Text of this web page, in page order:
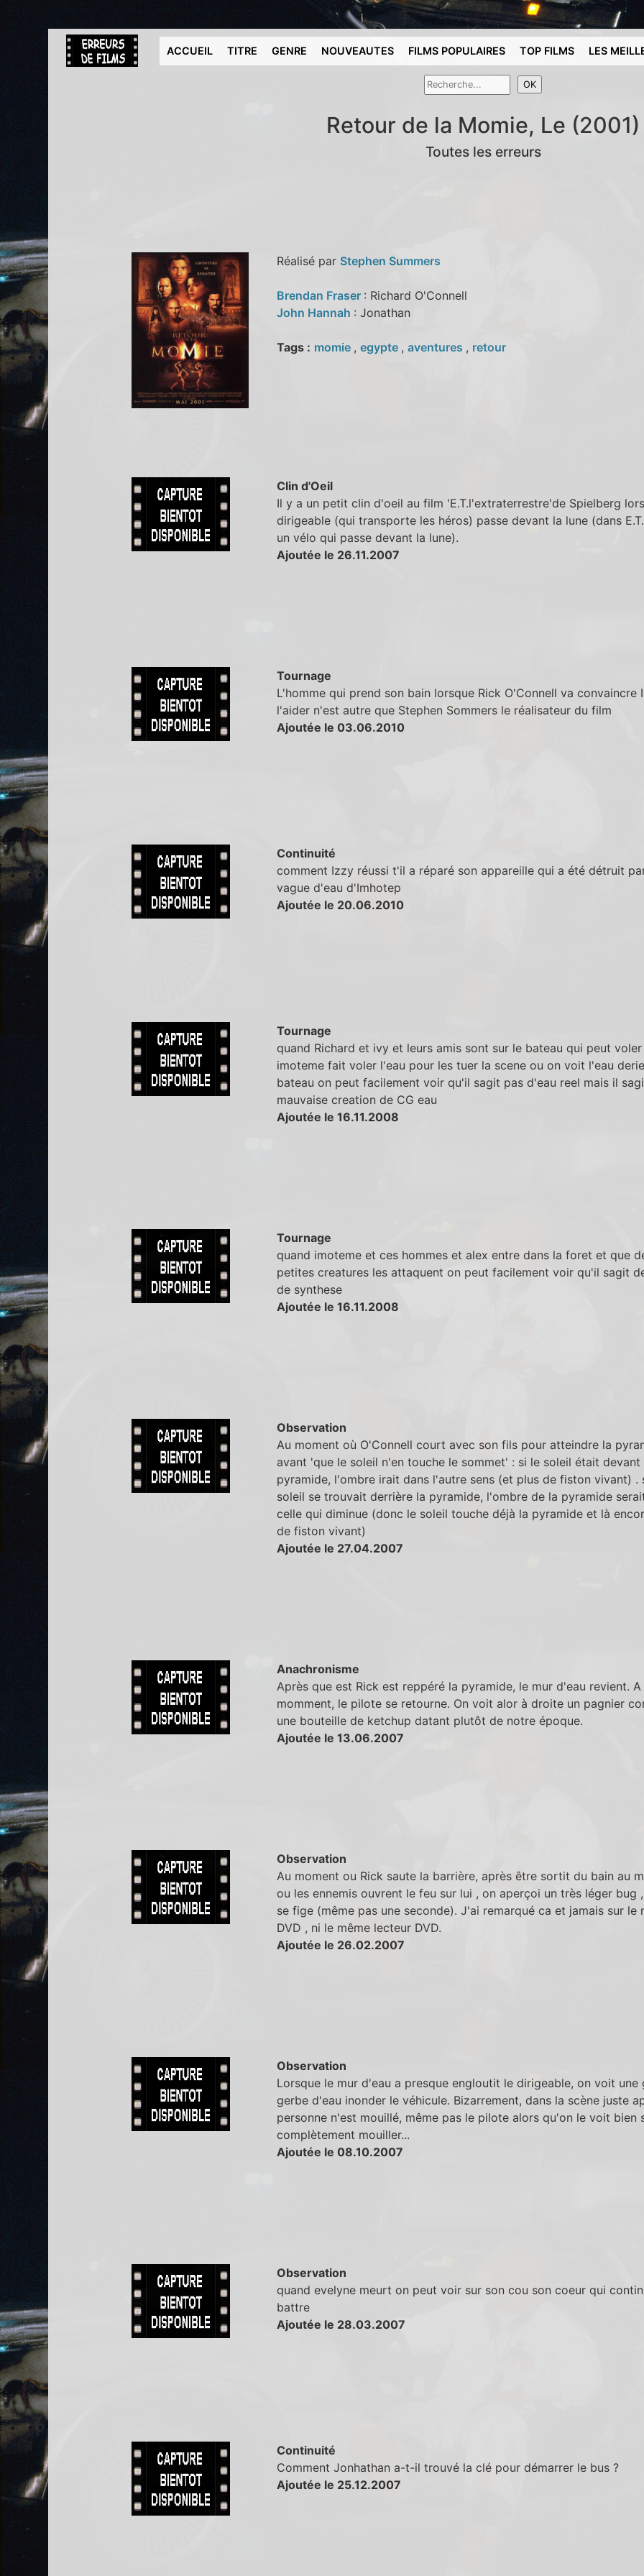
ACCUEIL TITRE GENRE NOUVEAUTES FILMS POPULAIRES TOP FILMS LES
Retour de la Momie, Le (2001)
Toutes les erreurs
Réalisé par Stephen Summers
Brendan Fraser : Richard O'Connell
John Hannah : Jonathan
Tags : momie , egypte , aventures , retour
Clin d'Oeil
Il y a un petit clin d'oeil au film 'E.T.l'extraterrestre'de Spielberg
dirigeable (qui transporte les héros) passe devant la lune (dans
un vélo qui passe devant la lune).
Ajoutée le 26.11.2007
Tournage
L'homme qui prend son bain lorsque Rick O'Connell va convaincre
l'aider n'est autre que Stephen Sommers le réalisateur du film
Ajoutée le 03.06.2010
Continuité
comment Izzy réussi t'il a réparé son appareille qui a été détruit
vague d'eau d'Imhotep
Ajoutée le 20.06.2010
Tournage
quand Richard et ivy et leurs amis sont sur le bateau qui peut
imoteme fait voler l'eau pour les tuer la scene ou on voit l'eau
bateau on peut facilement voir qu'il sagit pas d'eau reel mais il
mauvaise creation de CG eau
Ajoutée le 16.11.2008
Tournage
quand imoteme et ces hommes et alex entre dans la foret et que
petites creatures les attaquent on peut facilement voir qu'il sagit
de synthese
Ajoutée le 16.11.2008
Observation
Au moment où O'Connell court avec son fils pour atteindre la
avant 'que le soleil n'en touche le sommet' : si le soleil était devant
pyramide, l'ombre irait dans l'autre sens (et plus de fiston vivant) .
soleil se trouvait derrière la pyramide, l'ombre de la pyramide
celle qui diminue (donc le soleil touche déjà la pyramide et là
de fiston vivant)
Ajoutée le 27.04.2007
Anachronisme
Après que est Rick est reppéré la pyramide, le mur d'eau revient. A
momment, le pilote se retourne. On voit alor à droite un pagnier
une bouteille de ketchup datant plutôt de notre époque.
Ajoutée le 13.06.2007
Observation
Au moment ou Rick saute la barrière, après être sortit du bain au
ou les ennemis ouvrent le feu sur lui , on aperçoi un très léger bug
se fige (même pas une seconde). J'ai remarqué ca et jamais sur le
DVD , ni le même lecteur DVD.
Ajoutée le 26.02.2007
Observation
Lorsque le mur d'eau a presque engloutit le dirigeable, on voit une
gerbe d'eau inonder le véhicule. Bizarrement, dans la scène juste
personne n'est mouillé, même pas le pilote alors qu'on le voit bien
complètement mouiller...
Ajoutée le 08.10.2007
Observation
quand evelyne meurt on peut voir sur son cou son coeur qui
battre
Ajoutée le 28.03.2007
Continuité
Comment Jonhathan a-t-il trouvé la clé pour démarrer le bus ?
Ajoutée le 25.12.2007